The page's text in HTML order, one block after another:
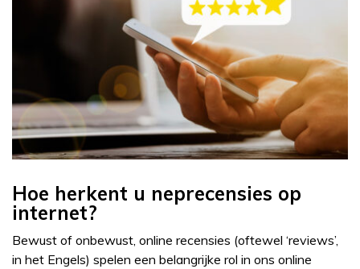
Hoe herkent u neprecensies op
internet?
Bewust of onbewust, online recensies (oftewel ‘reviews’,
in het Engels) spelen een belangrijke rol in ons online